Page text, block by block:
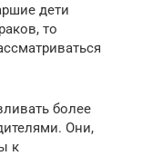
дети
то
более
Они,
к